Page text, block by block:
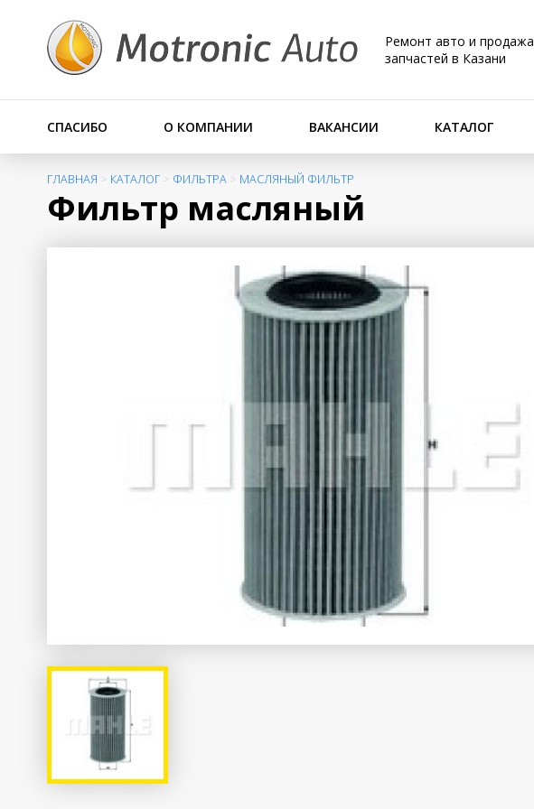
Ремонт авто и продажа
запчастей в Казани
СПАСИБО О КОМПАНИИ ВАКАНСИИ КАТАЛОГ
ГЛАВНАЯ > КАТАЛОГ> ФИЛЬТРА > МАСЛЯНЫЙ ФИЛЬТР
Фильтр масляный